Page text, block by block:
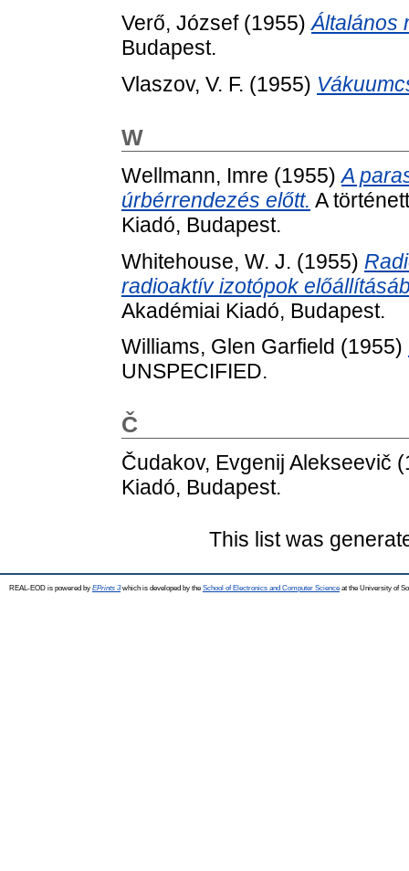
Verő, József(1955)Általános
Budapest.
Vlaszov, V. F. (1955)
W
Wellmann, Imre (1955)A
úrbérrendezés előtt. A
Kiadó, Budapest.
Whitehouse, W. J. (1955)
radioaktív izotópok
Akadémiai Kiadó, Budapest.
Williams, Glen Garfield (1955)
UNSPECIFIED.
Č
Čudakov, Evgenij Alekseevič
Kiadó, Budapest.
This list was
REAL-EOD is powered by EPrints 3which is developed by the School of Electronics and Computer Science at the University of